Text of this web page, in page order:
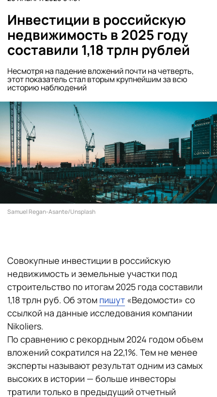
Инвестиции в российскую
недвижимость в 2025 году
составили 1,18 трлн рублей
Несмотря на падение вложений почти на четверть,
этот показатель стал вторым крупнейшим за всю
историю наблюдений
Samuel Regan-Asante/Unsplash
Совокупные инвестиции в российскую
недвижимость и земельные участки под
строительство по итогам 2025 года составили
1,18 трлн руб. Об этом пишут «Ведомости» со
ссылкой на данные исследования компании
Nikoliers.
По сравнению с рекордным 2024 годом объем
вложений сократился на 22,1%. Тем не менее
эксперты называют результат одним из самых
высоких в истории — больше инвесторы
тратили только в предыдущий отчетный